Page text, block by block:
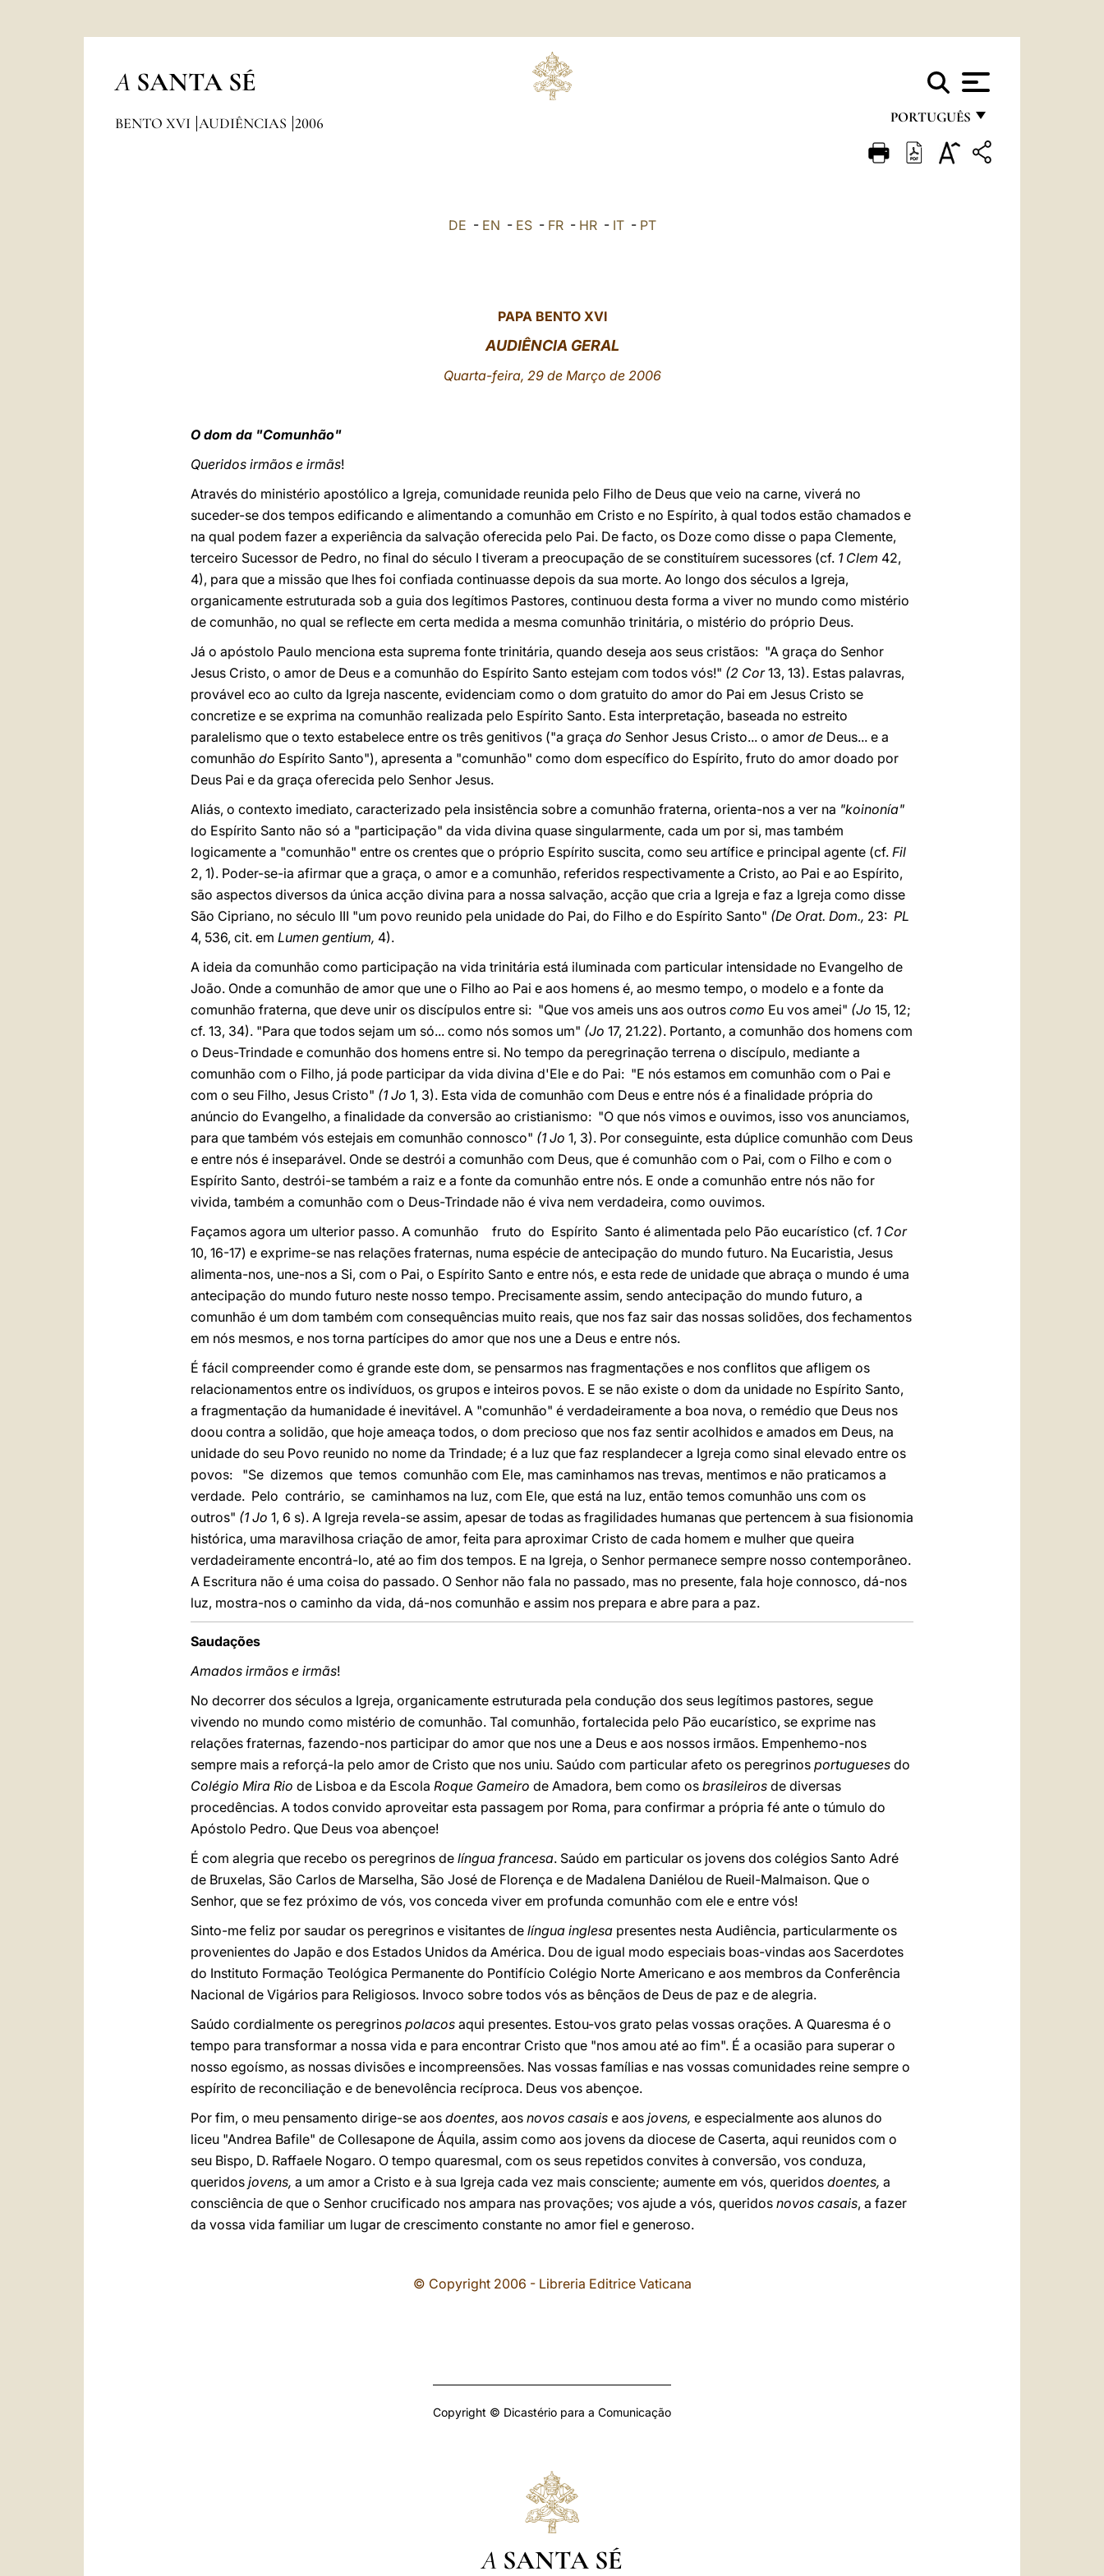
A SANTA SÉ
PORTUGUÊS
FRANÇAIS
BENTO XVI AUDIÊNCIAS 2006
DE - EN - ES- FR- HR- IT- PT
PAPA BENTO XVI
AUDIÊNCIA GERAL
Quarta-feira, 29 de Março de 2006
O dom da "Comunhão"
Queridos irmãos e irmãs!
Através do ministério apostólico a Igreja, comunidade reunida pelo Filho de Deus que veio na carne, viverá no
suceder-se dos tempos edificando e alimentando a comunhão em Cristo e no Espírito, à qual todos estão chamados e
na qual podem fazer a experiência da salvação oferecida pelo Pai. De facto, os Doze como disse o papa Clemente,
terceiro Sucessor de Pedro, no final do século I tiveram a preocupação de se constituírem sucessores (cf. 1 Clem 42,
4), para que a missão que lhes foi confiada continuasse depois da sua morte. Ao longo dos séculos a Igreja,
organicamente estruturada sob a guia dos legítimos Pastores, continuou desta forma a viver no mundo como mistério
de comunhão, no qual se reflecte em certa medida a mesma comunhão trinitária, o mistério do próprio Deus.
Já o apóstolo Paulo menciona esta suprema fonte trinitária, quando deseja aos seus cristãos: "A graça do Senhor
Jesus Cristo, o amor de Deus e a comunhão do Espírito Santo estejam com todos vós!" (2 Cor13, 13). Estas palavras,
provável eco ao culto da Igreja nascente, evidenciam como o dom gratuito do amor do Pai em Jesus Cristo se
concretize e se exprima na comunhão realizada pelo Espírito Santo. Esta interpretação, baseada no estreito
paralelismo que o texto estabelece entre os três genitivos ("a graça do Senhor Jesus Cristo... o amor de Deus... e a
comunhão do Espírito Santo"), apresenta a "comunhão" como dom específico do Espírito, fruto do amor doado por
Deus Pai e da graça oferecida pelo Senhor Jesus.
Aliás, o contexto imediato, caracterizado pela insistência sobre a comunhão fraterna, orienta-nos a ver na "koinonía"
do Espírito Santo não só a "participação" da vida divina quase singularmente, cada um por si, mas também
logicamente a "comunhão" entre os crentes que o próprio Espírito suscita, como seu artífice e principal agente (cf. Fil
2, 1). Poder-se-ia afirmar que a graça, o amor e a comunhão, referidos respectivamente a Cristo, ao Pai e ao Espírito,
são aspectos diversos da única acção divina para a nossa salvação, acção que cria a Igreja e faz a Igreja como disse
São Cipriano, no século III "um povo reunido pela unidade do Pai, do Filho e do Espírito Santo" (De Orat. Dom., 23: PL
4, 536, cit. em Lumen gentium, 4).
A ideia da comunhão como participação na vida trinitária está iluminada com particular intensidade no Evangelho de
João. Onde a comunhão de amor que une o Filho ao Pai e aos homens é, ao mesmo tempo, o modelo e a fonte da
comunhão fraterna, que deve unir os discípulos entre si: "Que vos ameis uns aos outros como Eu vos amei" (Jo 15, 12;
cf. 13, 34). "Para que todos sejam um só... como nós somos um" (Jo 17, 21.22). Portanto, a comunhão dos homens com
o Deus-Trindade e comunhão dos homens entre si. No tempo da peregrinação terrena o discípulo, mediante a
comunhão com o Filho, já pode participar da vida divina d'Ele e do Pai: "E nós estamos em comunhão com o Pai e
com o seu Filho, Jesus Cristo" (1 Jo 1, 3). Esta vida de comunhão com Deus e entre nós é a finalidade própria do
anúncio do Evangelho, a finalidade da conversão ao cristianismo: "O que nós vimos e ouvimos, isso vos anunciamos,
para que também vós estejais em comunhão connosco" (1 Jo 1, 3). Por conseguinte, esta dúplice comunhão com Deus
e entre nós é inseparável. Onde se destrói a comunhão com Deus, que é comunhão com o Pai, com o Filho e com o
Espírito Santo, destrói-se também a raiz e a fonte da comunhão entre nós. E onde a comunhão entre nós não for
vivida, também a comunhão com o Deus-Trindade não é viva nem verdadeira, como ouvimos.
Façamos agora um ulterior passo. A comunhão fruto do Espírito Santo é alimentada pelo Pão eucarístico (cf. 1 Cor
10, 16-17) e exprime-se nas relações fraternas, numa espécie de antecipação do mundo futuro. Na Eucaristia, Jesus
alimenta-nos, une-nos a Si, com o Pai, o Espírito Santo e entre nós, e esta rede de unidade que abraça o mundo é uma
antecipação do mundo futuro neste nosso tempo. Precisamente assim, sendo antecipação do mundo futuro, a
comunhão é um dom também com consequências muito reais, que nos faz sair das nossas solidões, dos fechamentos
em nós mesmos, e nos torna partícipes do amor que nos une a Deus e entre nós.
É fácil compreender como é grande este dom, se pensarmos nas fragmentações e nos conflitos que afligem os
relacionamentos entre os indivíduos, os grupos e inteiros povos. E se não existe o dom da unidade no Espírito Santo,
a fragmentação da humanidade é inevitável. A "comunhão" é verdadeiramente a boa nova, o remédio que Deus nos
doou contra a solidão, que hoje ameaça todos, o dom precioso que nos faz sentir acolhidos e amados em Deus, na
unidade do seu Povo reunido no nome da Trindade; é a luz que faz resplandecer a Igreja como sinal elevado entre os
povos: "Se dizemos que temos comunhão com Ele, mas caminhamos nas trevas, mentimos e não praticamos a
verdade. Pelo contrário, se caminhamos na luz, com Ele, que está na luz, então temos comunhão uns com os
outros" (1 Jo 1, 6 s). A Igreja revela-se assim, apesar de todas as fragilidades humanas que pertencem à sua fisionomia
histórica, uma maravilhosa criação de amor, feita para aproximar Cristo de cada homem e mulher que queira
verdadeiramente encontrá-lo, até ao fim dos tempos. E na Igreja, o Senhor permanece sempre nosso contemporâneo.
A Escritura não é uma coisa do passado. O Senhor não fala no passado, mas no presente, fala hoje connosco, dá-nos
luz, mostra-nos o caminho da vida, dá-nos comunhão e assim nos prepara e abre para a paz.
Saudações
Amados irmãos e irmãs!
No decorrer dos séculos a Igreja, organicamente estruturada pela condução dos seus legítimos pastores, segue
vivendo no mundo como mistério de comunhão. Tal comunhão, fortalecida pelo Pão eucarístico, se exprime nas
relações fraternas, fazendo-nos participar do amor que nos une a Deus e aos nossos irmãos. Empenhemo-nos
sempre mais a reforçá-la pelo amor de Cristo que nos uniu. Saúdo com particular afeto os peregrinos portugueses do
Colégio Mira Rio de Lisboa e da Escola Roque Gameiro de Amadora, bem como os brasileiros de diversas
procedências. A todos convido aproveitar esta passagem por Roma, para confirmar a própria fé ante o túmulo do
Apóstolo Pedro. Que Deus voa abençoe!
É com alegria que recebo os peregrinos de língua francesa. Saúdo em particular os jovens dos colégios Santo Adré
de Bruxelas, São Carlos de Marselha, São José de Florença e de Madalena Daniélou de Rueil-Malmaison. Que o
Senhor, que se fez próximo de vós, vos conceda viver em profunda comunhão com ele e entre vós!
Sinto-me feliz por saudar os peregrinos e visitantes de língua inglesa presentes nesta Audiência, particularmente os
provenientes do Japão e dos Estados Unidos da América. Dou de igual modo especiais boas-vindas aos Sacerdotes
do Instituto Formação Teológica Permanente do Pontifício Colégio Norte Americano e aos membros da Conferência
Nacional de Vigários para Religiosos. Invoco sobre todos vós as bênçãos de Deus de paz e de alegria.
Saúdo cordialmente os peregrinos polacos aqui presentes. Estou-vos grato pelas vossas orações. A Quaresma é o
tempo para transformar a nossa vida e para encontrar Cristo que "nos amou até ao fim". É a ocasião para superar o
nosso egoísmo, as nossas divisões e incompreensões. Nas vossas famílias e nas vossas comunidades reine sempre o
espírito de reconciliação e de benevolência recíproca. Deus vos abençoe.
Por fim, o meu pensamento dirige-se aos doentes, aos novos casais e aos jovens, e especialmente aos alunos do
liceu "Andrea Bafile" de Collesapone de Áquila, assim como aos jovens da diocese de Caserta, aqui reunidos com o
seu Bispo, D. Raffaele Nogaro. O tempo quaresmal, com os seus repetidos convites à conversão, vos conduza,
queridos jovens, a um amor a Cristo e à sua Igreja cada vez mais consciente; aumente em vós, queridos doentes, a
consciência de que o Senhor crucificado nos ampara nas provações; vos ajude a vós, queridos novos casais, a fazer
da vossa vida familiar um lugar de crescimento constante no amor fiel e generoso.
© Copyright 2006 - Libreria Editrice Vaticana
Copyright © Dicastério para a Comunicação
A SANTA SÉ